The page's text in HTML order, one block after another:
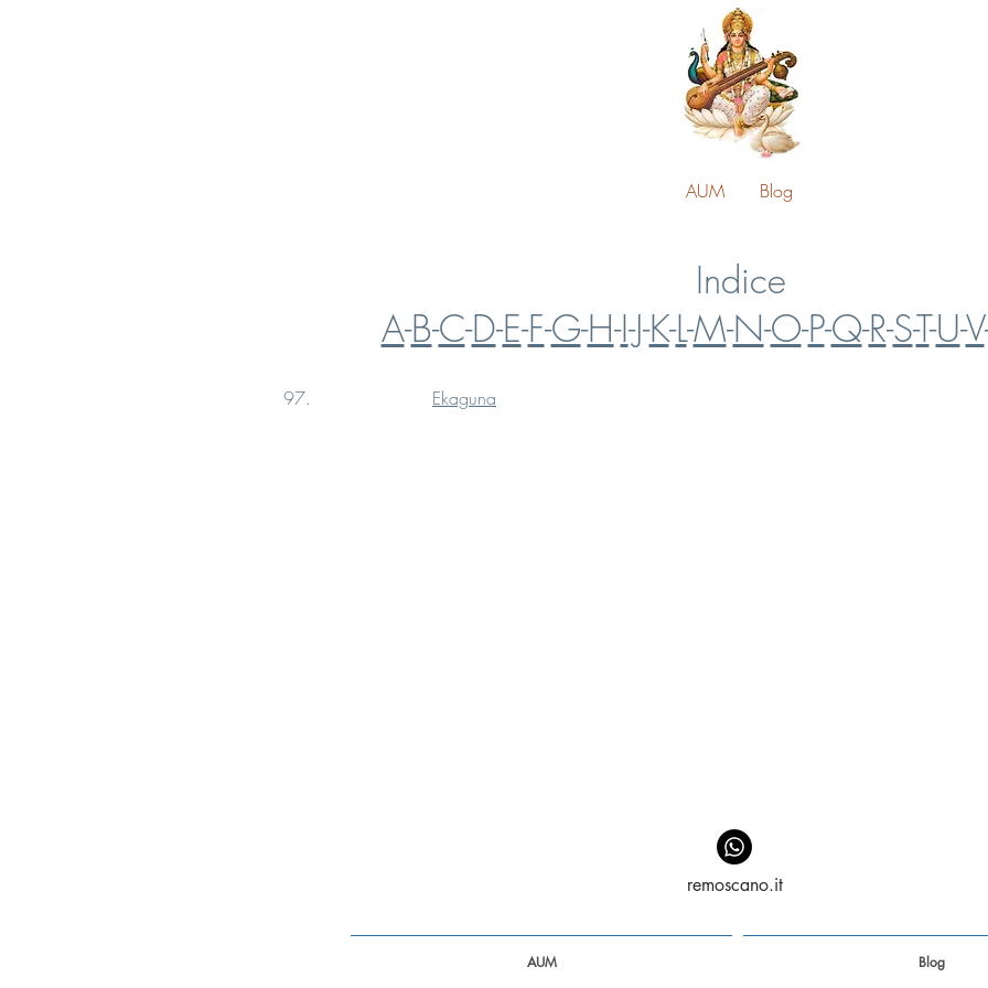
AUM Blog
Indice
A-B-C-D-E-F-G-H-I-J-K-L-M-N-O-P-Q-R-S-T-U-V
97. Ekaguna
remoscano.it
AUM Blog